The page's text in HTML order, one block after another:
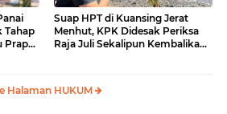
Tahap
Prapat
Suap HPT di Kuansing Jerat
Menhut, KPK Didesak Periksa
Raja Juli Sekalipun Kembalikan
Halaman HUKUM